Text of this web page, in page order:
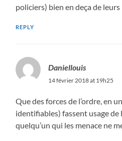
policiers) bien en deça de
REPLY
Daniellouis
14 février 2018 at 19h25
Que des forces de l’ordre, en
identifiables) fassent usage
quelqu’un qui les menace ne